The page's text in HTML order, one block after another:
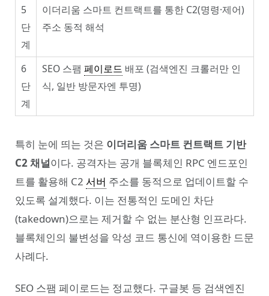
5
단
계
이더리움 스마트 컨트랙트를 통한 C2(명령·제어)
주소 동적 해석
6
단
계
SEO 스팸 페이로드 배포 (검색엔진 크롤러만 인
식, 일반 방문자엔 투명)
특히 눈에 띄는 것은 이더리움 스마트 컨트랙트 기반
C2 채널이다. 공격자는 공개 블록체인 RPC 엔드포인
트를 활용해 C2 서버 주소를 동적으로 업데이트할 수
있도록 설계했다. 이는 전통적인 도메인 차단
(takedown)으로는 제거할 수 없는 분산형 인프라다.
블록체인의 불변성을 악성 코드 통신에 역이용한 드문
사례다.
SEO 스팸 페이로드는 정교했다. 구글봇 등 검색엔진